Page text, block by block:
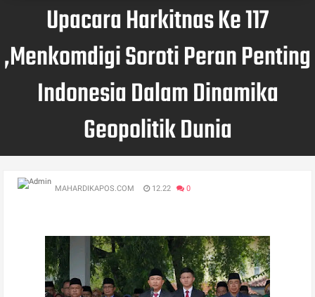
Upacara Harkitnas Ke 117
,Menkomdigi Soroti Peran Penting
Indonesia Dalam Dinamika
Geopolitik Dunia
MAHARDIKAPOS.COM 12.22 0